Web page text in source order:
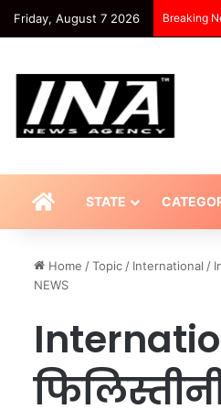
Friday, August 7 2026 Breaking
HOMESTATE
Home /Topic / International /
NEWS